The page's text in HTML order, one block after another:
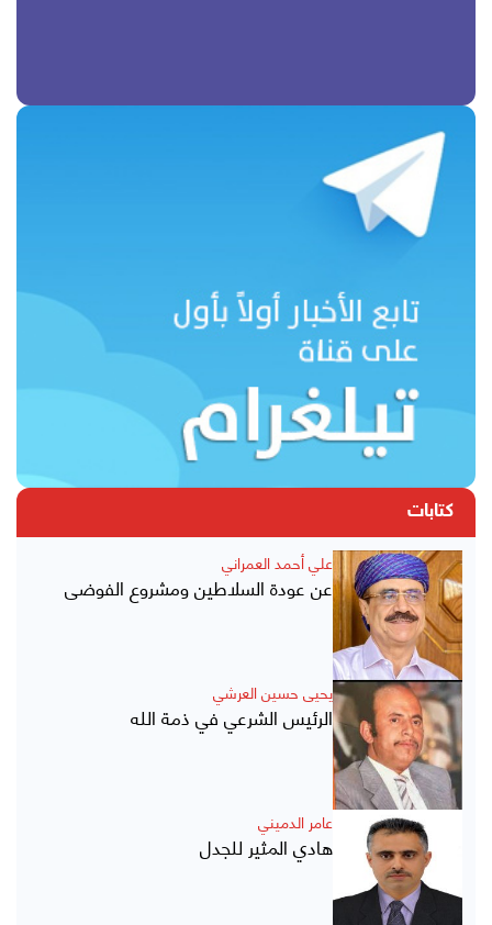
كتابات
علي أحمد العمراني
عن عودة السلاطين ومشروع الفوضى
يحيى حسين العرشي
الرئيس الشرعي في ذمة الله
عامر الدميني
هادي المثير للجدل